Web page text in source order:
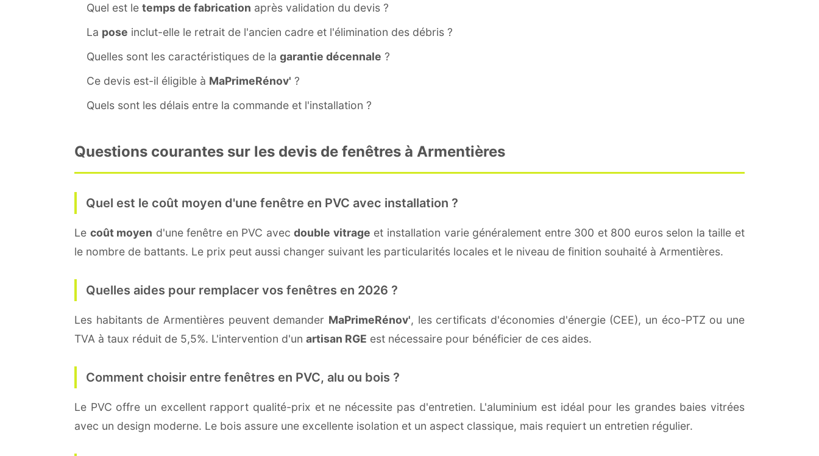
Quel est le temps de fabrication après validation du devis ?
La pose inclut-elle le retrait de l'ancien cadre et l'élimination des débris ?
Quelles sont les caractéristiques de la garantie décennale ?
Ce devis est-il éligible à MaPrimeRénov' ?
Quels sont les délais entre la commande et l'installation ?
Questions courantes sur les devis de fenêtres à Armentières
Quel est le coût moyen d'une fenêtre en PVC avec installation ?
Le coût moyen d'une fenêtre en PVC avecdouble vitrage et installation varie généralement entre 300 et 800 euros selon la taille et
le nombre de battants. Le prix peut aussi changer suivant les particularités locales et le niveau de finition souhaité à Armentières.
Quelles aides pour remplacer vos fenêtres en 2026 ?
Les habitants de Armentières peuvent demander MaPrimeRénov', les certificats d'économies d'énergie (CEE), un éco-PTZ ou une
TVA à taux réduit de 5,5%. L'intervention d'un artisan RGE est nécessaire pour bénéficier de ces aides.
Comment choisir entre fenêtres en PVC, alu ou bois ?
Le PVC offre un excellent rapport qualité-prix et ne nécessite pas d'entretien. L'aluminium est idéal pour les grandes baies vitrées
avec un design moderne. Le bois assure une excellente isolation et un aspect classique, mais requiert un entretien régulier.